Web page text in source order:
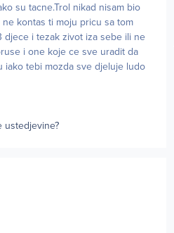
su tacne.Trol nikad nisam bio
kontas ti moju pricu sa tom
djece i tezak zivot iza sebe ili ne
i one koje ce sve uradit da
iako tebi mozda sve djeluje ludo
ustedjevine?